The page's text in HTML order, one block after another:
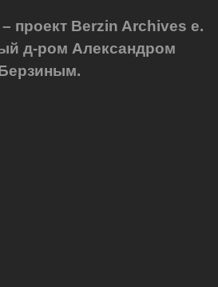
проект Berzin Archives e.
д-ром Александром